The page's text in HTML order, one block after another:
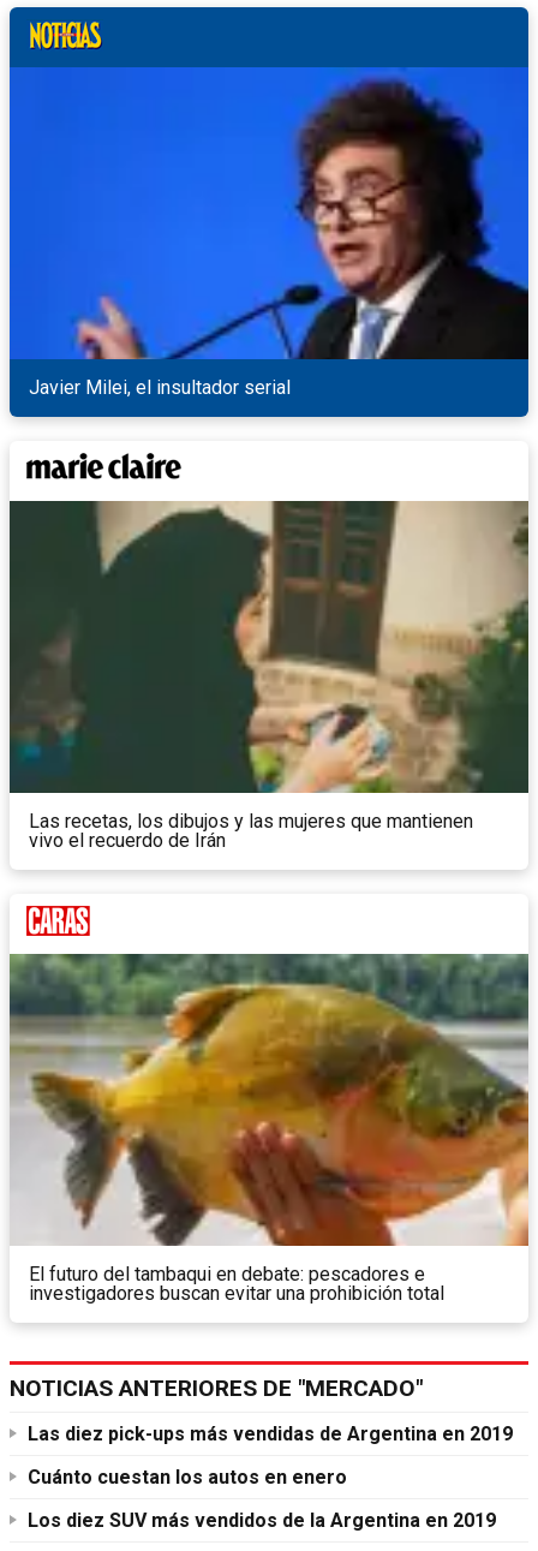
Javier Milei, el insultador serial
Las recetas, los dibujos y las mujeres que mantienen
vivo el recuerdo de Irán
El futuro del tambaqui en debate: pescadores e
investigadores buscan evitar una prohibición total
NOTICIAS ANTERIORES DE "MERCADO"
Las diez pick-ups más vendidas de Argentina en 2019
Cuánto cuestan los autos en enero
Los diez SUV más vendidos de la Argentina en 2019